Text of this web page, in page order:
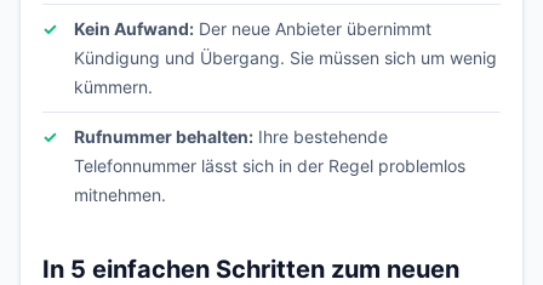
Kein Aufwand: Der neue Anbieter übernimmt
Kündigung und Übergang. Sie müssen sich um wenig
kümmern.
Rufnummer behalten: Ihre bestehende
Telefonnummer lässt sich in der Regel problemlos
mitnehmen.
In 5 einfachen Schritten zum neuen